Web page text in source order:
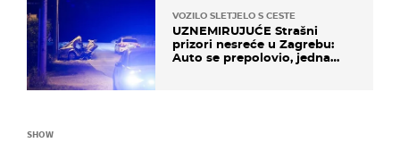
VOZILO SLETJELO S CESTE
UZNEMIRUJUĆE Strašni
prizori nesreće u Zagrebu:
Auto se prepolovio, jedna
SHOW